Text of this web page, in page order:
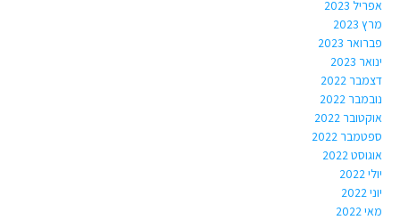
אפריל 2023
מרץ 2023
פברואר 2023
ינואר 2023
דצמבר 2022
נובמבר 2022
אוקטובר 2022
ספטמבר 2022
אוגוסט 2022
יולי 2022
יוני 2022
מאי 2022